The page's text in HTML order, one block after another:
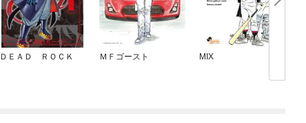
ＤＥＡＤ ＲＯＣＫ ＭＦゴースト MIX